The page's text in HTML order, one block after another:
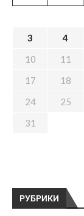
РУБРИКИ
3
4
10
11
17
18
24
25
31